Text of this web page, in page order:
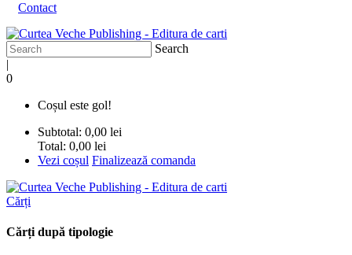
Contact
Search
|
0
Coșul este gol!
Subtotal: 0,00 lei
Total: 0,00 lei
Vezi coșul Finalizează comanda
Cărți
Cărți după tipologie